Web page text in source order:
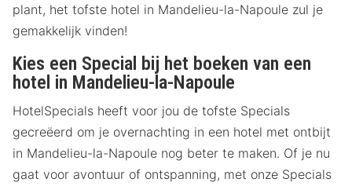
plant, het tofste hotel in Mandelieu-la-Napoule zul je
gemakkelijk vinden!
Kies een Special bij het boeken van een
hotel in Mandelieu-la-Napoule
HotelSpecials heeft voor jou de tofste Specials
gecreëerd om je overnachting in een hotel met ontbijt
in Mandelieu-la-Napoule nog beter te maken. Of je nu
gaat voor avontuur of ontspanning, met onze Specials